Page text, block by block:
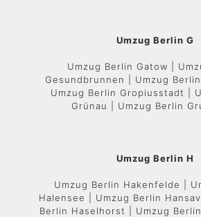
Umzug Berlin G
Umzug Berlin Gatow |
Gesundbrunnen | Umzug
Umzug Berlin Gropiusstadt |
Grünau | Umzug Berlin
Umzug Berlin H
Umzug Berlin Hakenfelde |
Halensee | Umzug Berlin
Berlin Haselhorst | Umzug